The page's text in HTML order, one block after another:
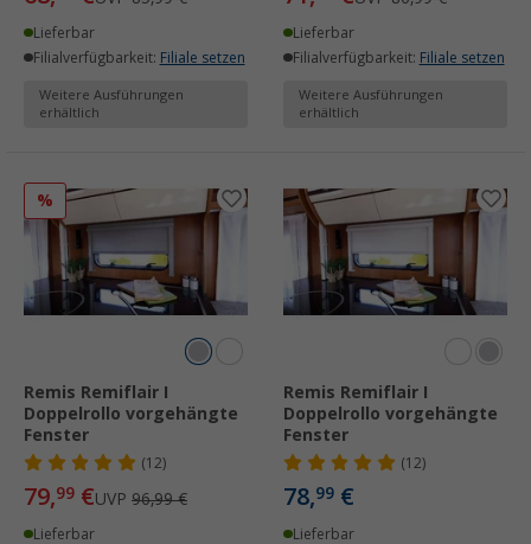
Lieferbar
Filialverfügbarkeit: Filiale setzen
Weitere Ausführungen
erhältlich
Lieferbar
Filialverfügbarkeit: Filiale setzen
Weitere Ausführungen
erhältlich
%
Remis Remiflair I
Doppelrollo vorgehängte
Fenster
(12)
79,99 €UVP 96,99 €
Lieferbar
Remis Remiflair I
Doppelrollo vorgehängte
Fenster
(12)
78,99 €
Lieferbar